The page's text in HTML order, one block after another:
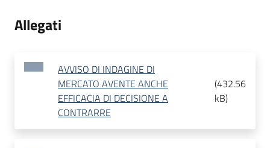
Allegati
AVVISO DI INDAGINE DI
MERCATO AVENTE ANCHE
EFFICACIA DI DECISIONE A
CONTRARRE
(432.56
kB)